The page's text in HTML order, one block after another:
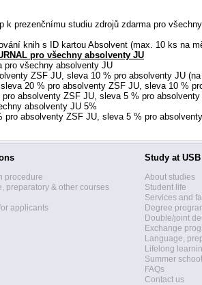
k prezenčnímu studiu zdrojů zdarma pro
knih s ID kartou Absolvent (max. 10 ks na
pro všechny absolventy JU
pro všechny absolventy JU
ZSF JU, sleva 10 % pro absolventy JU
20 % pro absolventy ZSF JU, sleva 10 %
absolventy ZSF JU, sleva 5 % pro
absolventy JU 5%
pro absolventy ZSF JU, sleva 5 % pro
procedure
preparatory & other courses
applicants
Study at USB
About studies
Student life
Services and
Degree
Double/joint
Exchange
Language,
Lifelong
Summer
FAQs
Contact us